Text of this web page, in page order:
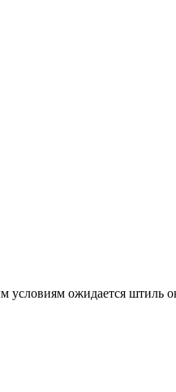
условиям ожидается